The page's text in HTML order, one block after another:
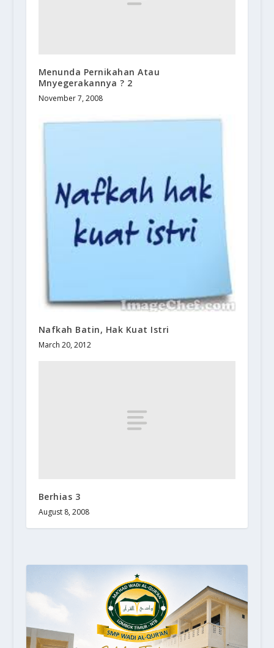
Menunda Pernikahan Atau
Mnyegerakannya ? 2
November 7, 2008
Nafkah Batin, Hak Kuat Istri
March 20, 2012
Berhias 3
August 8, 2008